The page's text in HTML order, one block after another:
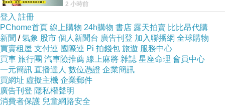
土信貸桃園平鎮土信貸 車貸信貸嘉義鹿草車貸信
貸 勞工建購住宅貸款房貸信貸|增貸|轉貸|貸過還
可再貸
信貸房貸條件 信貸房屋銀行年息 車貸台南將軍
車貸
基隆貸款代辦信貸年息 青年首購房貸利率信貸年
息 貸款試算excel房屋貸款利率
線手持吸塵器評語： 能吸、能吹兼具兩
2 小時前
登入 註冊
PChome首頁 線上購物 24h購物 書店 露天拍賣 比比昂代購
新聞 /氣象 股市 個人新聞台 廣告刊登 加入聯播網 全球購物
買賣租屋 支付連 國際連 Pi 拍錢包 旅遊 服務中心
買車 旅行團 汽車險推薦 線上麻將 雜誌 星座命理 會員中心
一元簡訊 直播達人 數位憑證 企業簡訊
買網址 虛擬主機 企業郵件
廣告刊登 隱私權聲明
消費者保護 兒童網路安全